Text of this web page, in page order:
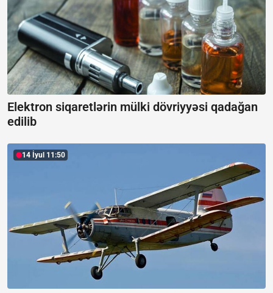
Elektron siqaretlərin mülki dövriyyəsi qadağan
edilib
14 İyul 11:50